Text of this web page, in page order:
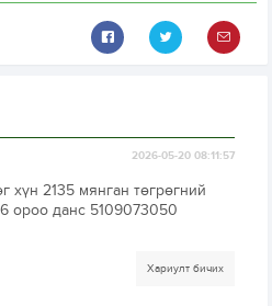
2026-05-20 08:11:57
хүн 2135 мянган төгрөгний
ороо данс 5109073050
Хариулт бичих